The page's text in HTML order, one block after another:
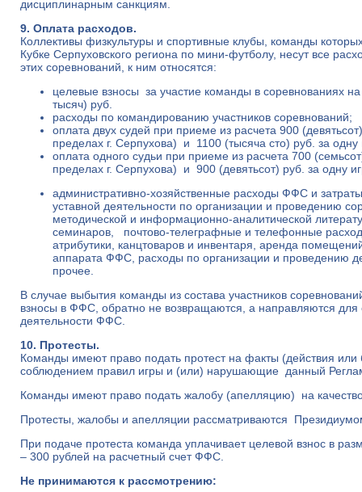
дисциплинарным санкциям.
9. Оплата расходов.
Коллективы физкультуры и спортивные клубы, команды
Кубке Серпуховcкого региона по мини-футболу, несут все
этих соревнований, к ним относятся:
целевые взносы за участие команды в соревнованиях
тысяч) руб.
расходы по командированию участников соревнований;
оплата двух судей при приеме из расчета 900
пределах г. Серпухова) и 1100 (тысяча сто) руб. за одну
оплата одного судьи при приеме из расчета 700
пределах г. Серпухова) и 900 (девятьсот) руб. за одну
административно-хозяйственные расходы ФФС и
уставной деятельности по организации и проведению
методической и информационно-аналитической
семинаров, почтово-телеграфные и телефонные
атрибутики, канцтоваров и инвентаря, аренда
аппарата ФФС, расходы по организации и проведению
прочее.
В случае выбытия команды из состава участников
взносы в ФФС, обратно не возвращаются, а направляются для
деятельности ФФС.
10. Протесты.
Команды имеют право подать протест на факты (действия или
соблюдением правил игры и (или) нарушающие данный
Команды имеют право подать жалобу (апелляцию) на
Протесты, жалобы и апелляции рассматриваются
При подаче протеста команда уплачивает целевой взнос в
– 300 рублей на расчетный счет ФФС.
Не принимаются к рассмотрению: